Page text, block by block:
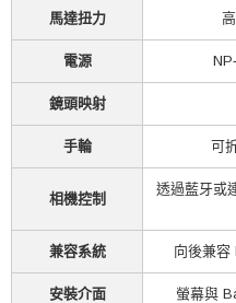
馬達扭力
電源
鏡頭映射
手輪 可
相機控制
透過藍牙或
兼容系統 向後兼容
安裝介面 螢幕與